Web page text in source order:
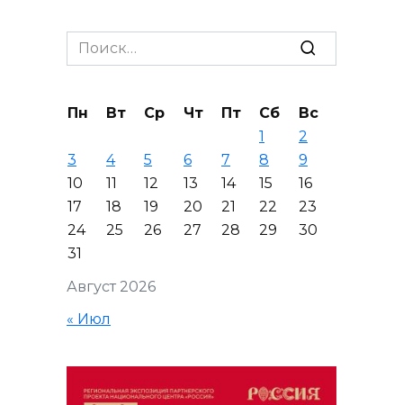
Search
for:
Август 2026
Пн Вт Ср Чт Пт Сб
Вс
1
2
3
4 5 6 7 8
9
10
11 12 13 14 15
16
17
18 19 20 21 22
23
24
25 26 27 28 29
30
31
« Июл